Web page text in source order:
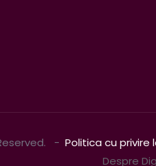
- Politica cu
Despre